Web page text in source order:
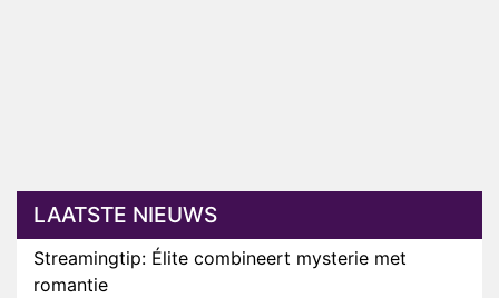
LAATSTE NIEUWS
Streamingtip: Élite combineert mysterie met
romantie